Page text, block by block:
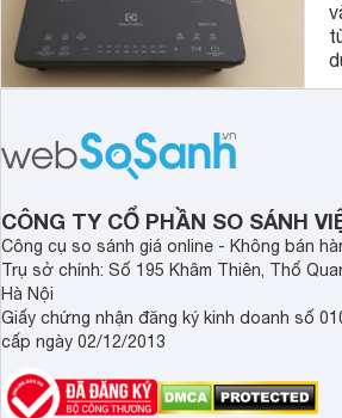
Được thiết kế lắp âm kệ nên mang
vùng nấu có tổng công suất lên đến
Chúng tôi nghĩ rằng đến đây chắc
muốn cho căn bếp của gia đình mình.
CÔNG TY CỔ PHẦN SO SÁNH
Công cụ so sánh giá online - Không bán
Trụ sở chính: Số 195 Khâm Thiên, Thổ
Hà Nội
Giấy chứng nhận đăng ký kinh doanh số
cấp ngày 02/12/2013